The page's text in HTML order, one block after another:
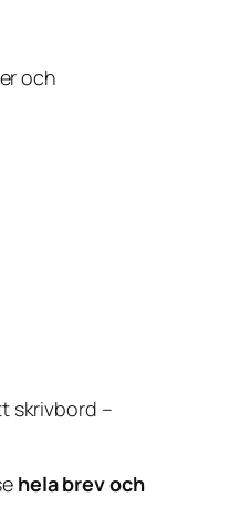
och
skrivbord –
hela brev och